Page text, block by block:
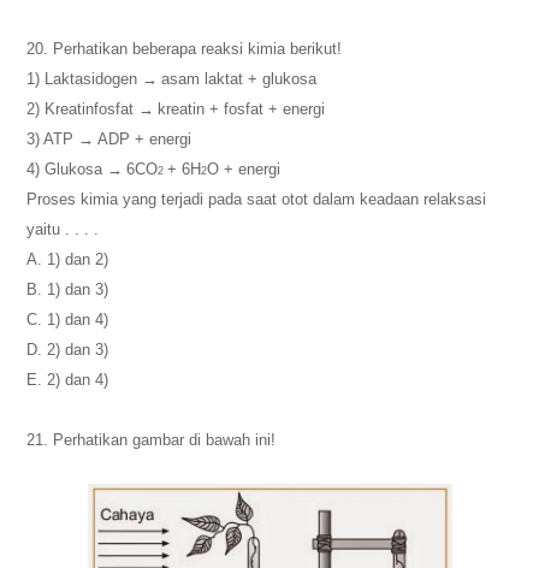
20. Perhatikan beberapa reaksi kimia berikut!
1) Laktasidogen → asam laktat + glukosa
2) Kreatinfosfat → kreatin + fosfat + energi
3) ATP → ADP + energi
4) Glukosa → 6CO2 + 6H 2O + energi
Proses kimia yang terjadi pada saat otot dalam keadaan relaksasi
yaitu . . . .
A. 1) dan 2)
B. 1) dan 3)
C. 1) dan 4)
D. 2) dan 3)
E. 2) dan 4)
21. Perhatikan gambar di bawah ini!